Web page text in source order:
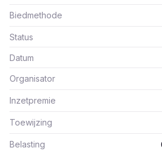
Biedmethode
Status
Datum
Organisator
Inzetpremie
Toewijzing
Belasting